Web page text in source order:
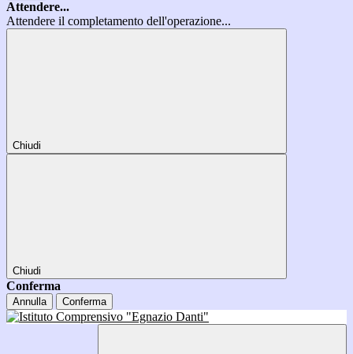
Attendere...
Attendere il completamento dell'operazione...
Chiudi
Chiudi
Conferma
Annulla Conferma